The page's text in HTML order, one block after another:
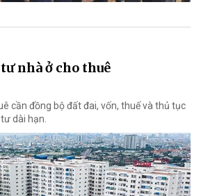
nhà ở cho thuê
cần đồng bộ đất đai, vốn, thuế và thủ tục
dài hạn.